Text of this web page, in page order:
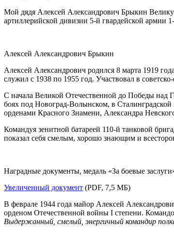
Мой дядя Алексей Александрович Брыкин
артиллерийской дивизии 5-й гвардейской армии
Алексей Александрович Брыкин
Алексей Александрович родился 8 марта 1919
служил с 1938 по 1955 год. Участвовал в
С начала Великой Отечественной до Победы над
боях под Новоград-Волынском, в
орденами Красного Знамени, Александра
Командуя зенитной батареей 110-й танковой
показал себя смелым, хорошо знающим и
Наградные документы, медаль «За боевые
Увеличенный документ (PDF, 7,5 МБ)
В феврале 1944 года майор Алексей
орденом Отечественной войны I степени.
Выдержанный, смелый, энергичный командир